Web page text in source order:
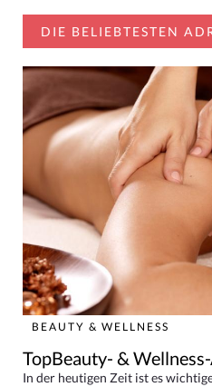
DIE BELIEBTESTEN
BEAUTY & WELLNESS
TopBeauty- &
In der heutigen Zeit ist es